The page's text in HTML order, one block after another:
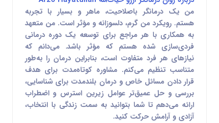
من یک درمانگر باصلاحیت، ماهر و بسیار با تجربه
هستم. رویکرد من گرم، دلسوزانه و مؤثر است. من متعهد
به همکاری با هر مراجع برای توسعه یک دوره درمانی
فردی‌سازی شده هستم که مؤثر باشد. می‌دانم که
نیازهای هر فرد متفاوت است، بنابراین درمان را به‌طور
متناسب تنظیم می‌کنم. مشاوره کوتاه‌مدت برای هدف
قرار دادن مسائل خاص و درمان بلندمدت برای شناسایی،
بررسی و حل عمیق‌تر عوامل زیرین استرس و اضطراب
ارائه می‌دهم تا شما بتوانید به سمت زندگی با انتخاب،
آزادی و آرامش حرکت کنید.